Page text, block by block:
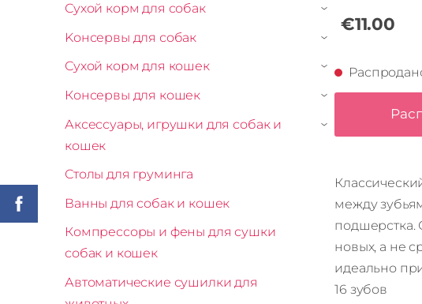
Сухой корм для собак ›
Kонсервы для собак ›
Сухой корм для кошек ›
Консервы для кошек ›
Аксессуары, игрушки для собак и
кошек
›
Столы для груминга
Ванны для собак и кошек
Компрессоры и фены для сушки
собак и кошек
Автоматические сушилки для
€11.00
между
подшерстка.
новых, а не
идеально
16 зубов